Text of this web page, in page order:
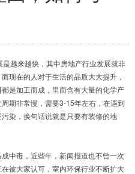
越来越快，其中房地产行业发展就非
现在的人对于生活的品质大大提升，
是加工而成，里面含有大量的化学产
期非常慢，需要3-15年左右，在遇到
染，换句话说就是只要有装修的地
毒，近些年，新闻报道也不曾一次
被大家认可，室内环保行业不断扩大